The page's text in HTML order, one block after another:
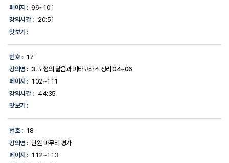
페이지 : 96~101
강의시간 :
20:51
맛보기 :
번호 : 17
강의명 : 3. 도형의 닮음과 피타고라스 정리 04~06
페이지 : 102~111
강의시간 :
44:35
맛보기 :
번호 : 18
강의명 : 단원 마무리 평가
페이지 : 112~113